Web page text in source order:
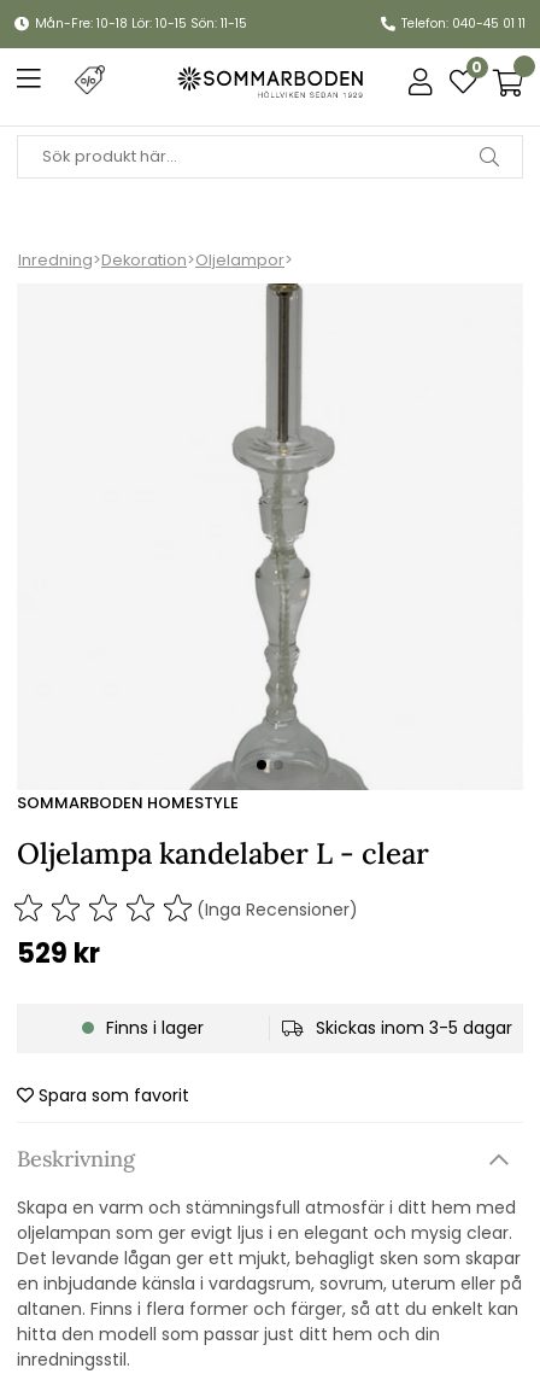
Mån-Fre: 10-18 Lör: 10-15 Sön: 11-15 Telefon: 040-45 01 11
0
Inredning>Dekoration>Oljelampor>
SOMMARBODEN HOMESTYLE
Oljelampa kandelaber L - clear
(Inga Recensioner)
529 kr
Finns i lager Skickas inom 3-5 dagar
Spara som favorit
Beskrivning
Skapa en varm och stämningsfull atmosfär i ditt hem med
oljelampan som ger evigt ljus i en elegant och mysig clear.
Det levande lågan ger ett mjukt, behagligt sken som skapar
en inbjudande känsla i vardagsrum, sovrum, uterum eller på
altanen. Finns i flera former och färger, så att du enkelt kan
hitta den modell som passar just ditt hem och din
inredningsstil.